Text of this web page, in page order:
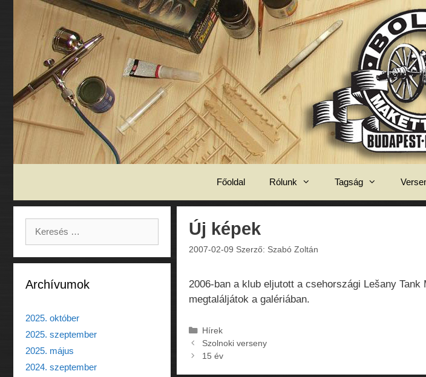
tartalomba
Főoldal Rólunk Tagság
Új képek
2007-02-09 Szerző: Szabó Zoltán
2006-ban a klub eljutott a csehországi Lešany
megtaláljátok a galériában.
Kategória
Hírek
Szolnoki verseny
15 év
Archívumok
2025. október
2025. szeptember
2025. május
2024. szeptember